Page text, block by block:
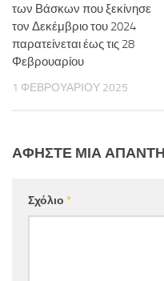
των Βάσκων που ξεκίνησε
τον Δεκέμβριο του 2024
παρατείνεται έως τις 28
Φεβρουαρίου
1 ΦΕΒΡΟΥΑΡΊΟΥ 2025
ΑΦΉΣΤΕ ΜΙΑ
Σχόλιο *